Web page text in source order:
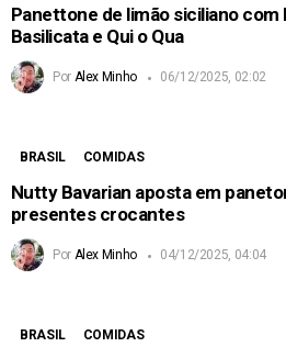
Panettone de limão siciliano com
Basilicata e Qui o Qua
Por Alex Minho 06/12/2025, 02:02
BRASIL COMIDAS
Nutty Bavarian aposta em
presentes crocantes
Por Alex Minho 04/12/2025, 04:04
BRASIL COMIDAS